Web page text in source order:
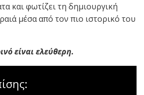
και φωτίζει τη δημιουργική
μέσα από τον πιο ιστορικό του
είναι ελεύθερη.